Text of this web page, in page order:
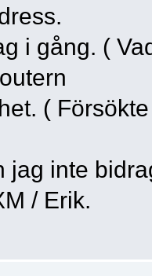
i gång. (
(
jag inte
/ Erik.